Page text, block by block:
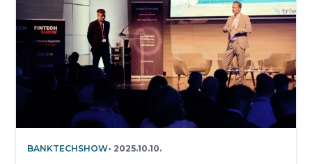
BANKTECHSHOW 2025.10.10.